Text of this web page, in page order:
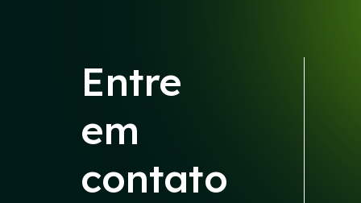
Entre
em
contato